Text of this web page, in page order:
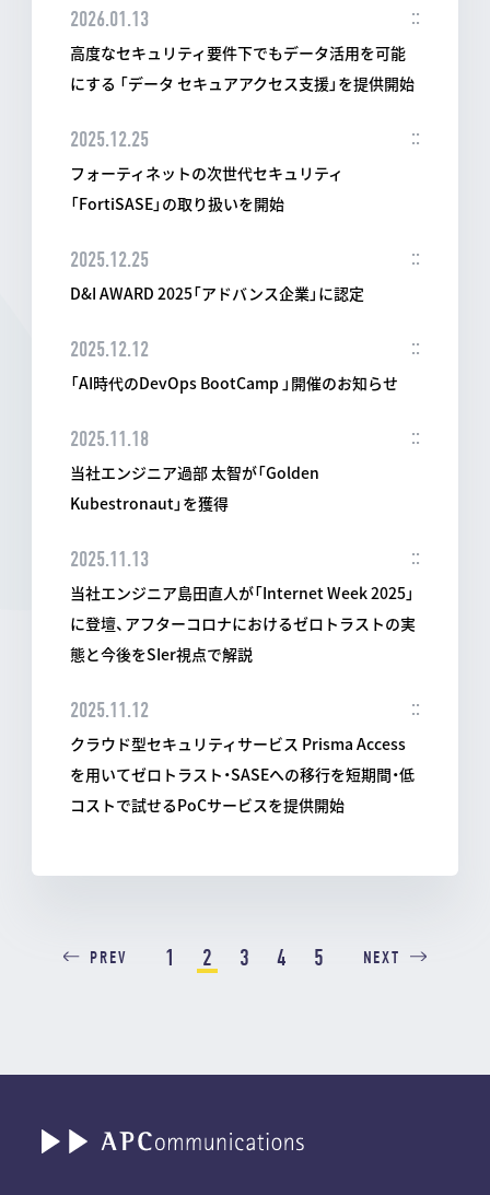
2026.01.13
高度なセキュリティ要件下でもデータ活用を可能
にする 「データ セキュアアクセス支援」を提供開始
2025.12.25
フォーティネットの次世代セキュリティ
「FortiSASE」の取り扱いを開始
2025.12.25
D&I AWARD 2025「アドバンス企業」に認定
2025.12.12
「AI時代のDevOps BootCamp 」開催のお知らせ
2025.11.18
当社エンジニア過部 太智が「Golden
Kubestronaut」を獲得
2025.11.13
当社エンジニア島田直人が「Internet Week 2025」
に登壇、アフターコロナにおけるゼロトラストの実
態と今後をSIer視点で解説
2025.11.12
クラウド型セキュリティサービス Prisma Access
を用いてゼロトラスト・SASEへの移行を短期間・低
コストで試せるPoCサービスを提供開始
PREV 1 2 3 4 5 NEXT